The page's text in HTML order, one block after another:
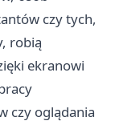
czy tych,
robią
ekranowi
czy oglądania